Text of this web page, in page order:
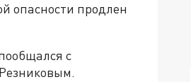
опасности продлен
с